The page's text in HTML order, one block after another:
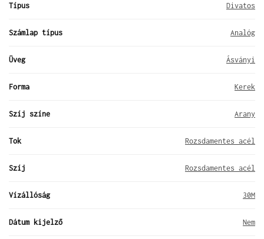
Típus Divatos
Számlap típus Analóg
Üveg Ásványi
Forma Kerek
Szíj színe Arany
Tok Rozsdamentes acél
Szíj Rozsdamentes acél
Vízállóság 30M
Dátum kijelző Nem